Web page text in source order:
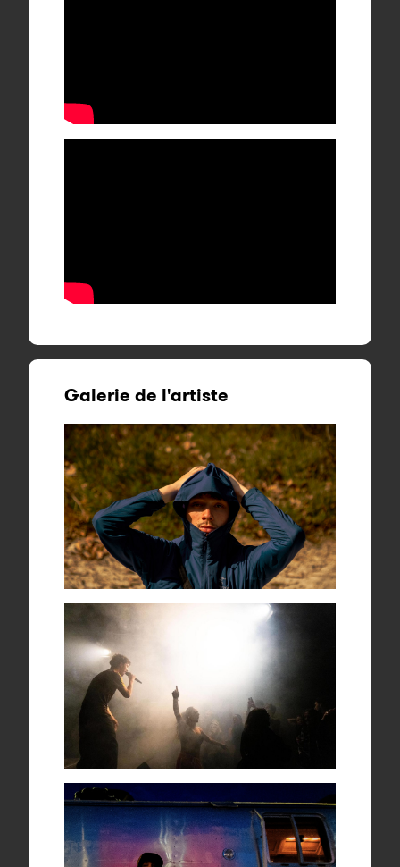
Galerie de l'artiste